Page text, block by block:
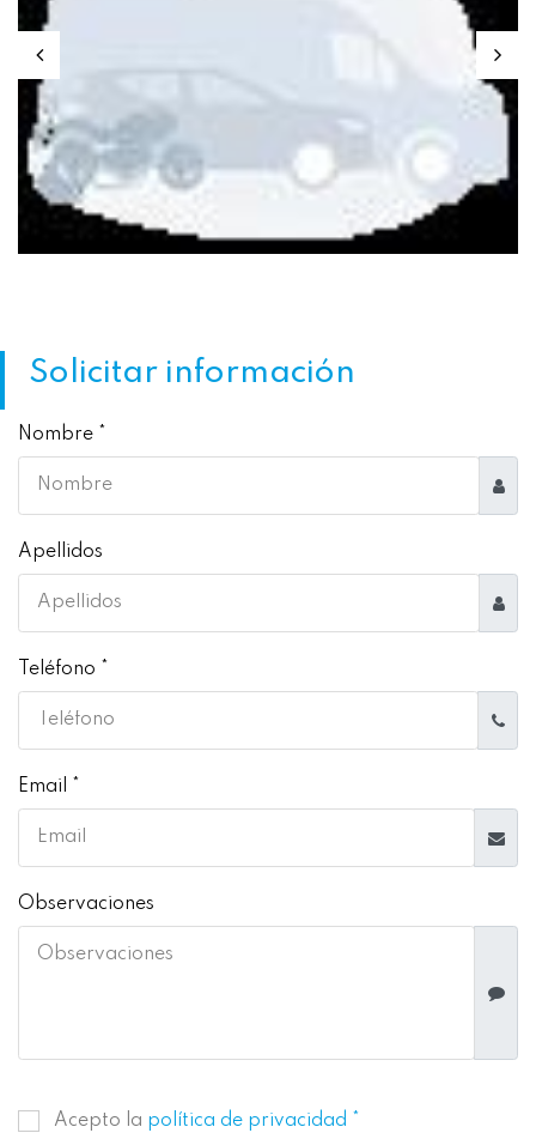
Solicitar información
Nombre *
Apellidos
Teléfono *
Email *
Observaciones
Acepto la política de privacidad *